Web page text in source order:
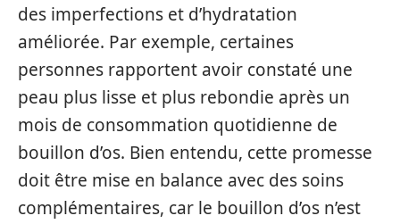
des imperfections et d’hydratation
améliorée. Par exemple, certaines
personnes rapportent avoir constaté une
peau plus lisse et plus rebondie après un
mois de consommation quotidienne de
bouillon d’os. Bien entendu, cette promesse
doit être mise en balance avec des soins
complémentaires, car le bouillon d’os n’est